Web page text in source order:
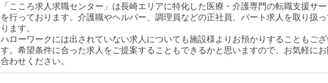
「こころ求人求職センター」は長崎エリアに特化した医療・介護専門の転職支援サ
を行っております。介護職やヘルパー、調理員などの正社員、パート求人を取り扱
ります。
ハローワークには出されていない求人についても施設様よりお預かりすることもご
す。希望条件に合った求人をご提案することもできるかと思いますので、お気軽に
合わせください。